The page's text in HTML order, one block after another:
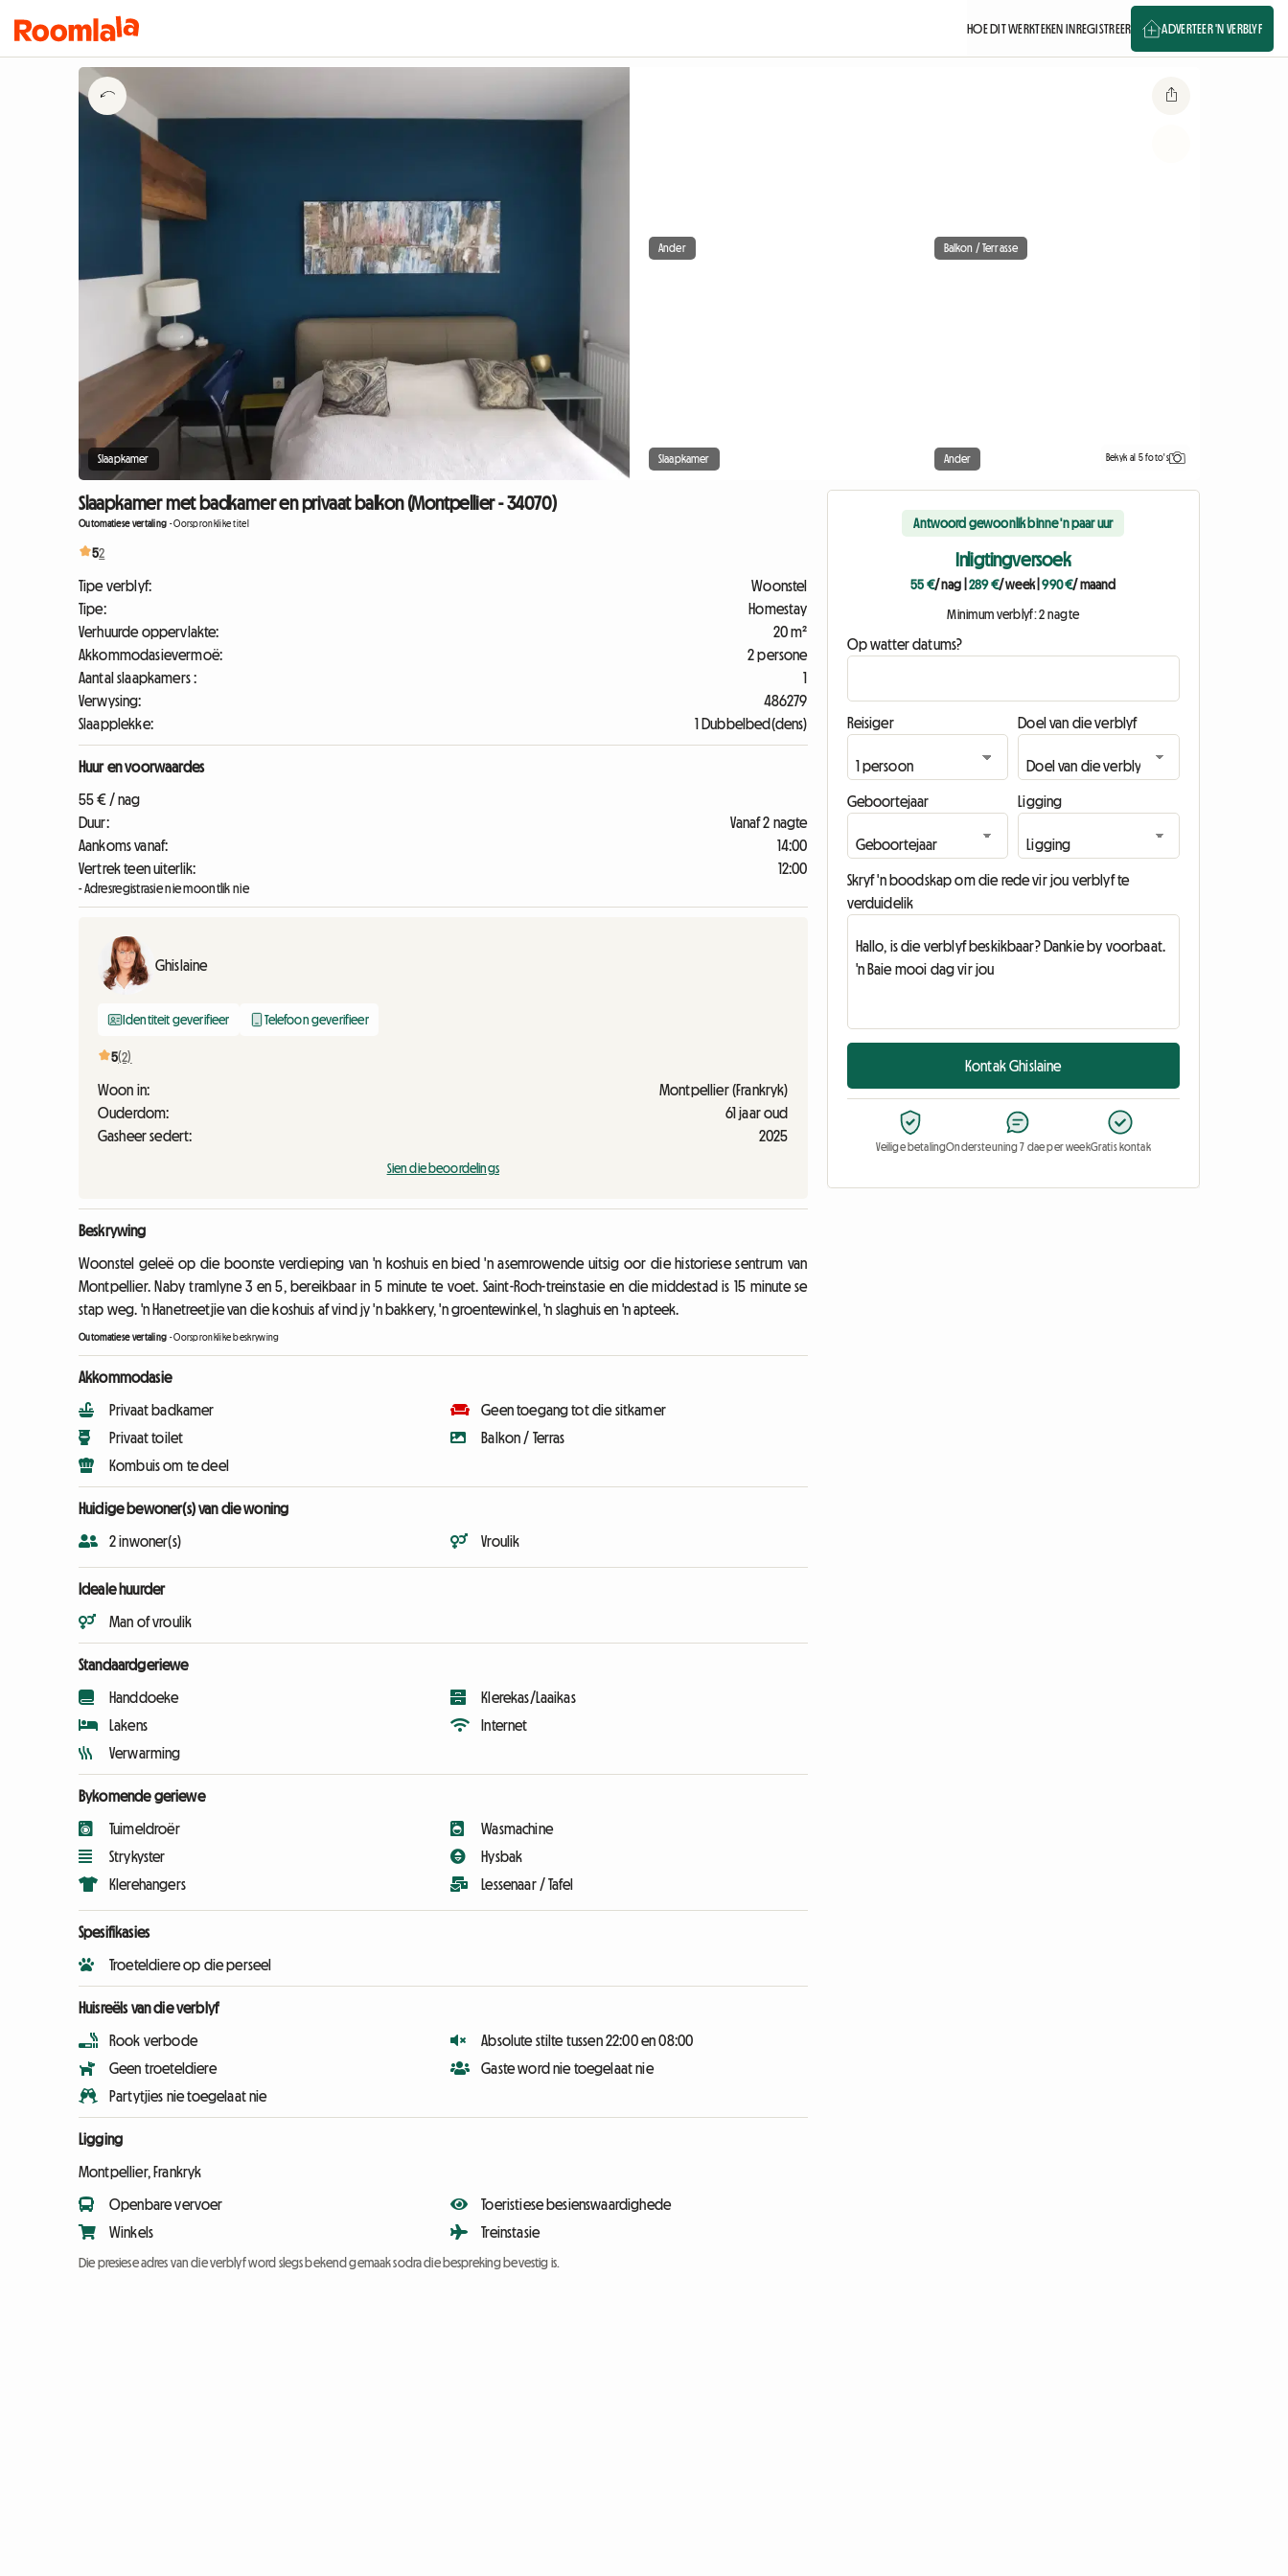
HOE DIT WERKTEKEN INREGISTREER ADVERTEER 'N VERBLYF
Slaapkamer
Ander Balkon / Terrasse
Slaapkamer Ander Bekyk al 5 foto's
Slaapkamer met badkamer en privaat balkon (Montpellier - 34070)
Outomatiese vertaling -Oorspronklike titel
52
Tipe verblyf:
Woonstel
Tipe:
Homestay
Verhuurde oppervlakte:
20 m²
Akkommodasievermoë:
2 persone
Aantal slaapkamers :
1
Verwysing:
486279
Slaapplekke:
1 Dubbelbed(dens)
Huur en voorwaardes
55 € / nag
Duur:
Vanaf 2 nagte
Aankoms vanaf:
14:00
Vertrek teen uiterlik:
12:00
- Adresregistrasie nie moontlik nie
Ghislaine
Identiteit geverifieer Telefoon geverifieer
5(2)
Woon in:
Montpellier (Frankryk)
Ouderdom:
61 jaar oud
Gasheer sedert:
2025
Sien die beoordelings
Beskrywing
Woonstel geleë op die boonste verdieping van 'n koshuis en bied 'n asemrowende uitsig oor die historiese sentrum van
Montpellier. Naby tramlyne 3 en 5, bereikbaar in 5 minute te voet. Saint-Roch-treinstasie en die middestad is 15 minute se
stap weg. 'n Hanetreetjie van die koshuis af vind jy 'n bakkery, 'n groentewinkel, 'n slaghuis en 'n apteek.
Outomatiese vertaling -Oorspronklike beskrywing
Akkommodasie
Privaat badkamer
Privaat toilet
Kombuis om te deel
Geen toegang tot die sitkamer
Balkon / Terras
Huidige bewoner(s) van die woning
2 inwoner(s) Vroulik
Ideale huurder
Man of vroulik
Standaardgeriewe
Handdoeke
Lakens
Verwarming
Klerekas/Laaikas
Internet
Bykomende geriewe
Tuimeldroër
Strykyster
Klerehangers
Wasmachine
Hysbak
Lessenaar / Tafel
Spesifikasies
Troeteldiere op die perseel
Huisreëls van die verblyf
Rook verbode
Geen troeteldiere
Partytjies nie toegelaat nie
Absolute stilte tussen 22:00 en 08:00
Gaste word nie toegelaat nie
Ligging
Montpellier, Frankryk
Openbare vervoer
Winkels
Toeristiese besienswaardighede
Treinstasie
Die presiese adres van die verblyf word slegs bekend gemaak sodra die bespreking bevestig is.
Antwoord gewoonlik binne 'n paar uur
Inligtingversoek
55 €/ nag |289 €/ week|990 €/ maand
Minimum verblyf: 2 nagte
Op watter datums?
Reisiger Doel van die verblyf
Geboortejaar Ligging
Skryf 'n boodskap om die rede vir jou verblyf te
verduidelik
Kontak Ghislaine
Veilige betalingOndersteuning 7 dae per weekGratis kontak